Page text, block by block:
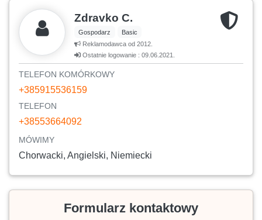
Zdravko C.
Gospodarz
Basic
Reklamodawca od 2012.
Ostatnie logowanie : 09.06.2021.
TELEFON KOMÓRKOWY
+385915536159
TELEFON
+38553664092
MÓWIMY
Chorwacki, Angielski, Niemiecki
Formularz kontaktowy